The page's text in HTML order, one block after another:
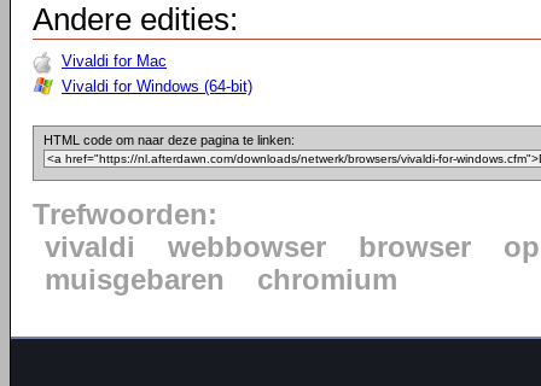
Andere edities:
Vivaldi for Mac
Vivaldi for Windows (64-bit)
HTML code om naar deze pagina te linken:
Trefwoorden:
vivaldi
webbowser browser
muisgebaren
chromium